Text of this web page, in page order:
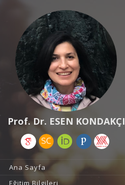
Prof. Dr. ESEN KONDAKÇI
Ana Sayfa
Eğitim Bilgileri